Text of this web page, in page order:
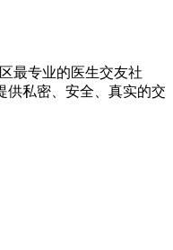
最专业的医生交友社
供私密、安全、真实的交